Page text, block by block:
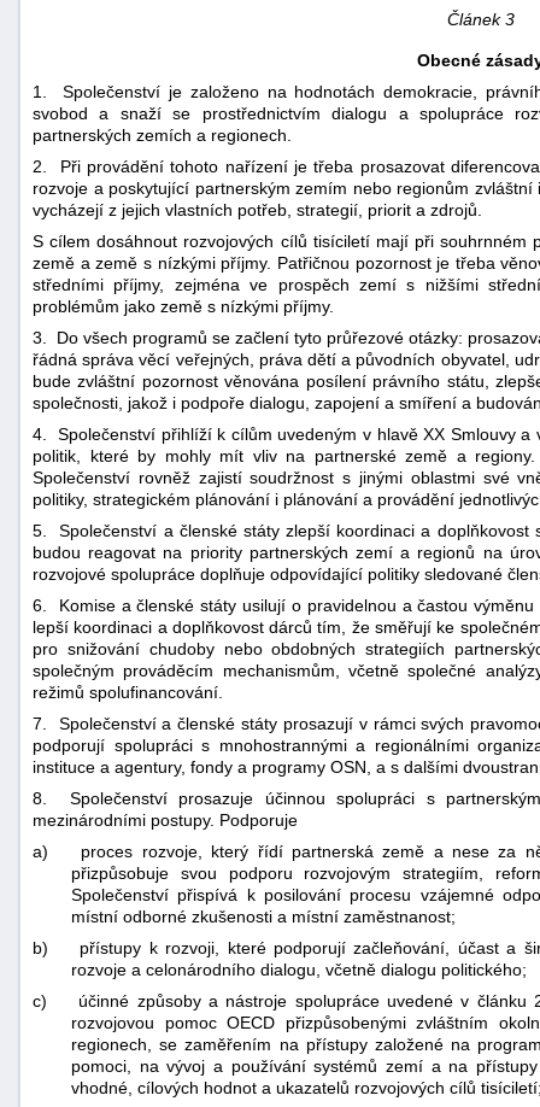
Článek 3
Obecné
1. Společenství je založeno na hodnotách demokracie,
svobod a snaží se prostřednictvím dialogu a spolupráce
partnerských zemích a regionech.
2. Při provádění tohoto nařízení je třeba prosazovat
rozvoje a poskytující partnerským zemím nebo regionům
vycházejí z jejich vlastních potřeb, strategií, priorit a zdrojů.
S cílem dosáhnout rozvojových cílů tisíciletí mají při souhrnném
země a země s nízkými příjmy. Patřičnou pozornost je třeba
středními příjmy, zejména ve prospěch zemí s nižšími
problémům jako země s nízkými příjmy.
3. Do všech programů se začlení tyto průřezové otázky:
řádná správa věcí veřejných, práva dětí a původních obyvatel,
bude zvláštní pozornost věnována posílení právního státu,
společnosti, jakož i podpoře dialogu, zapojení a smíření a
4. Společenství přihlíží k cílům uvedeným v hlavě XX Smlouvy
politik, které by mohly mít vliv na partnerské země a
Společenství rovněž zajistí soudržnost s jinými oblastmi své
politiky, strategickém plánování i plánování a provádění
5. Společenství a členské státy zlepší koordinaci a doplňkovost
budou reagovat na priority partnerských zemí a regionů na
rozvojové spolupráce doplňuje odpovídající politiky sledované
6. Komise a členské státy usilují o pravidelnou a častou
lepší koordinaci a doplňkovost dárců tím, že směřují ke
pro snižování chudoby nebo obdobných strategiích
společným prováděcím mechanismům, včetně společné
režimů spolufinancování.
7. Společenství a členské státy prosazují v rámci svých
podporují spolupráci s mnohostrannými a regionálními
instituce a agentury, fondy a programy OSN, a s dalšími
8. Společenství prosazuje účinnou spolupráci s
mezinárodními postupy. Podporuje
a)
proces rozvoje, který řídí partnerská země a nese za
přizpůsobuje svou podporu rozvojovým strategiím,
Společenství přispívá k posilování procesu vzájemné
místní odborné zkušenosti a místní zaměstnanost;
b)
přístupy k rozvoji, které podporují začleňování, účast a
rozvoje a celonárodního dialogu, včetně dialogu politického;
c)
účinné způsoby a nástroje spolupráce uvedené v
rozvojovou pomoc OECD přizpůsobenými zvláštním
regionech, se zaměřením na přístupy založené na
pomoci, na vývoj a používání systémů zemí a na
vhodné, cílových hodnot a ukazatelů rozvojových cílů